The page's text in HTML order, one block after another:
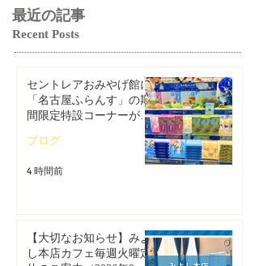
最近の記事
Recent Posts
セントレアおみやげ館に
「名古屋ふらんす」の期
間限定特設コーナーが登
ブログ
4 時間前
【大切なお知らせ】みよ
し本店カフェ毎週火曜定